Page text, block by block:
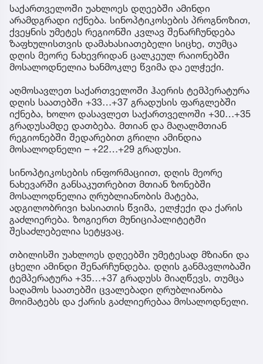
საქართველოში უახლოეს დღეებში ამინდი
არამდგრადი იქნება. სინოპტიკოსების პროგნოზით,
ქვეყნის უმეტეს რეგიონში კვლავ შენარჩუნდება
ზაფხულისთვის დამახასიათებელი სიცხე, თუმცა
დღის მეორე ნახევრიდან ცალკეულ რაიონებში
მოსალოდნელია ხანმოკლე წვიმა და ელჭექი.
აღმოსავლეთ საქართველოში ჰაერის ტემპერატურა
დღის საათებში +33…+37 გრადუსის ფარგლებში
იქნება, ხოლო დასავლეთ საქართველოში +30…+35
გრადუსამდე დათბება. მთიან და მაღალმთიან
რეგიონებში შედარებით გრილი ამინდია
მოსალოდნელი – +22…+29 გრადუსი.
სინოპტიკოსების ინფორმაციით, დღის მეორე
ნახევარში განსაკუთრებით მთიან ზონებში
მოსალოდნელია ღრუბლიანობის მატება,
ადგილობრივი ხასიათის წვიმა, ელჭექი და ქარის
გაძლიერება. ზოგიერთ მუნიციპალიტეტში
შესაძლებელია სეტყვაც.
თბილისში უახლოეს დღეებში უმეტესად მზიანი და
ცხელი ამინდი შენარჩუნდება. დღის განმავლობაში
ტემპერატურა +35…+37 გრადუსს მიაღწევს, თუმცა
საღამოს საათებში ცვალებადი ღრუბლიანობა
მოიმატებს და ქარის გაძლიერებაა მოსალოდნელი.